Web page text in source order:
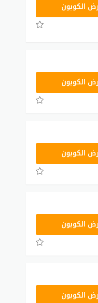
الكوبون
الكوبون
الكوبون
الكوبون
الكوبون